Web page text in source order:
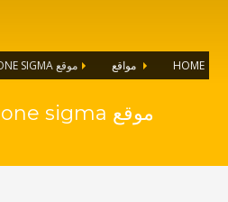
HOME مواقع موقع GROUPE SCOLAIRE ONE SIGMA
موقع Groupe scolaire one sigma